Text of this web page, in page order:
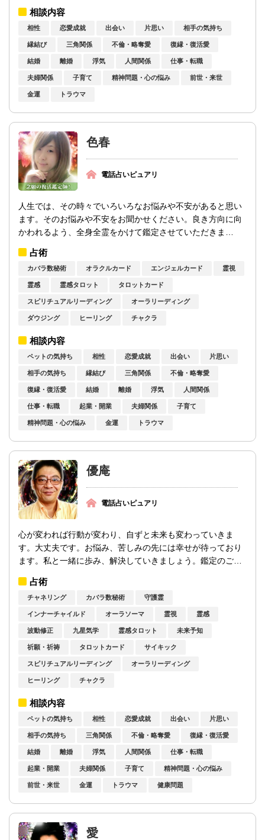
相談内容
相性 恋愛成就 出会い 片思い 相手の気持ち
縁結び 三角関係 不倫・略奪愛 復縁・復活愛
結婚 離婚 浮気 人間関係 仕事・転職
夫婦関係 子育て 精神問題・心の悩み 前世・来世
金運 トラウマ
色春
電話占いピュアリ
人生では、その時々でいろいろなお悩みや不安があると思い
ます。そのお悩みや不安をお聞かせください。良き方向に向
かわれるよう、全身全霊をかけて鑑定させていただきま
占術
カバラ数秘術 オラクルカード エンジェルカード 霊視
霊感 霊感タロット タロットカード
スピリチュアルリーディング オーラリーディング
ダウジング ヒーリング チャクラ
相談内容
ペットの気持ち 相性 恋愛成就 出会い 片思い
相手の気持ち 縁結び 三角関係 不倫・略奪愛
復縁・復活愛 結婚 離婚 浮気 人間関係
仕事・転職 起業・開業 夫婦関係 子育て
精神問題・心の悩み 金運 トラウマ
優庵
電話占いピュアリ
心が変われば行動が変わり、自ずと未来も変わっていきま
す。大丈夫です。お悩み、苦しみの先には幸せが待っており
ます。私と一緒に歩み、解決していきましょう。鑑定のご依
占術
チャネリング カバラ数秘術 守護霊
インナーチャイルド オーラソーマ 霊視 霊感
波動修正 九星気学 霊感タロット 未来予知
祈願・祈祷 タロットカード サイキック
スピリチュアルリーディング オーラリーディング
ヒーリング チャクラ
相談内容
ペットの気持ち 相性 恋愛成就 出会い 片思い
相手の気持ち 三角関係 不倫・略奪愛 復縁・復活愛
結婚 離婚 浮気 人間関係 仕事・転職
起業・開業 夫婦関係 子育て 精神問題・心の悩み
前世・来世 金運 トラウマ 健康問題
愛